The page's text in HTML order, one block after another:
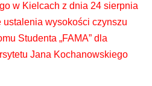
w Kielcach z dnia 24 sierpnia
ustalenia wysokości czynszu
Studenta „FAMA” dla
Jana Kochanowskiego